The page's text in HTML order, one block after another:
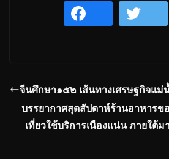
จีนศึกษา๑๕๒ เส้นทางเศรษฐกิจแม่
บรรยากาศสุดสัปดาห์ร้านอาหาร
เที่ยวใช้บริการเนืองแน่น ภายใต้